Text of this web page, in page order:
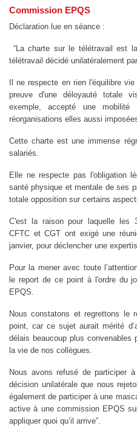
Commission EPQS
Déclaration lue en séance :
“La charte sur le télétravail est
télétravail décidé unilatéralement
Il ne respecte en rien l'équilibre
preuve d'une déloyauté totale
exemple, accepté une
réorganisations elles aussi
Cette charte est une immense
salariés.
Elle ne respecte pas l'obligation
santé physique et mentale de ses
totale opposition sur certains
C'est la raison pour laquelle les
CFTC et CGT ont exigé une
janvier, pour déclencher une
Pour la mener avec toute
le report de ce point à l'ordre du
EPQS.
Nous constatons et regrettons le
point, car ce sujet aurait mérité
délais beaucoup plus
la vie de nos collègues.
Nous avons refusé de participer à
décision unilatérale que nous
également de participer à une
active à une commission EPQS
appliquer quoi qu’il arrive”.